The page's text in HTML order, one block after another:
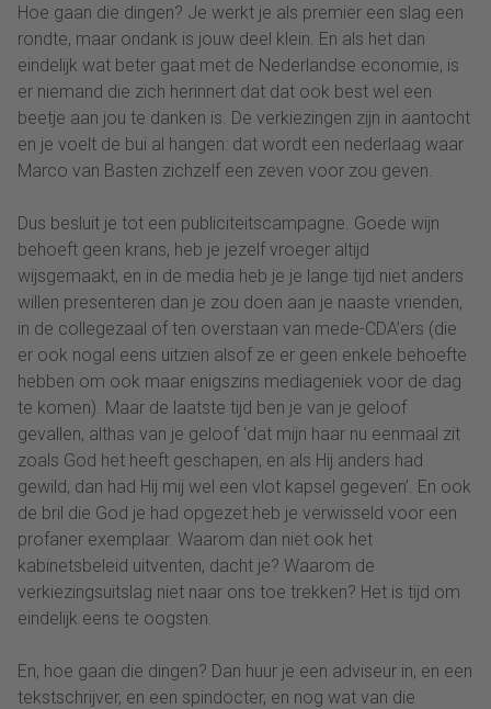
Hoe gaan die dingen? Je werkt je als premier een slag een
rondte, maar ondank is jouw deel klein. En als het dan
eindelijk wat beter gaat met de Nederlandse economie, is
er niemand die zich herinnert dat dat ook best wel een
beetje aan jou te danken is. De verkiezingen zijn in aantocht
en je voelt de bui al hangen: dat wordt een nederlaag waar
Marco van Basten zichzelf een zeven voor zou geven.
Dus besluit je tot een publiciteitscampagne. Goede wijn
behoeft geen krans, heb je jezelf vroeger altijd
wijsgemaakt, en in de media heb je je lange tijd niet anders
willen presenteren dan je zou doen aan je naaste vrienden,
in de collegezaal of ten overstaan van mede-CDA’ers (die
er ook nogal eens uitzien alsof ze er geen enkele behoefte
hebben om ook maar enigszins mediageniek voor de dag
te komen). Maar de laatste tijd ben je van je geloof
gevallen, althas van je geloof ‘dat mijn haar nu eenmaal zit
zoals God het heeft geschapen, en als Hij anders had
gewild, dan had Hij mij wel een vlot kapsel gegeven’. En ook
de bril die God je had opgezet heb je verwisseld voor een
profaner exemplaar. Waarom dan niet ook het
kabinetsbeleid uitventen, dacht je? Waarom de
verkiezingsuitslag niet naar ons toe trekken? Het is tijd om
eindelijk eens te oogsten.
En, hoe gaan die dingen? Dan huur je een adviseur in, en een
tekstschrijver, en een spindocter, en nog wat van die